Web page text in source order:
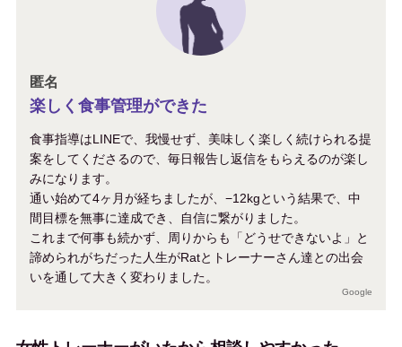
匿名
楽しく食事管理ができた
食事指導はLINEで、我慢せず、美味しく楽しく続けられる提
案をしてくださるので、毎日報告し返信をもらえるのが楽し
みになります。
通い始めて4ヶ月が経ちましたが、−12kgという結果で、中
間目標を無事に達成でき、自信に繋がりました。
これまで何事も続かず、周りからも「どうせできないよ」と
諦められがちだった人生がRatとトレーナーさん達との出会
いを通して大きく変わりました。
Google